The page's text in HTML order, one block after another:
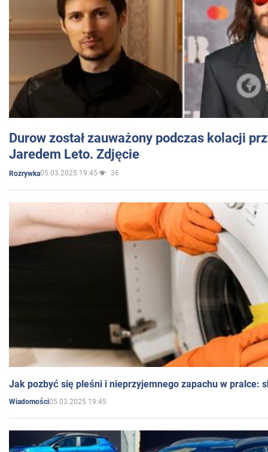
Durow został zauważony podczas kolacji
Jaredem Leto. Zdjęcie
Rozrywka05.03.2025 19:45 36
Jak pozbyć się pleśni i nieprzyjemnego zapachu w pralce:
Wiadomości05.03.2025 19:45